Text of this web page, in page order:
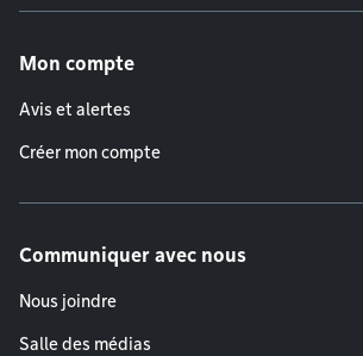
Mon compte
Avis et alertes
Créer mon compte
Communiquer avec nous
Nous joindre
Salle des médias